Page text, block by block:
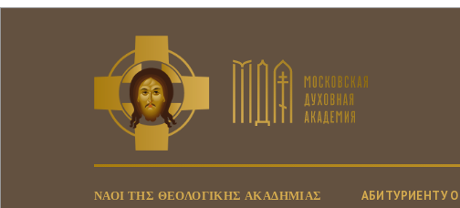
ΝΑΟΊ ΤΗΣ ΘΕΟΛΟΓΙΚΉΣ ΑΚΑΔΗΜΊΑΣ
АБИТУРИЕНТУ